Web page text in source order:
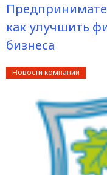
как улучшить
бизнеса
Новости компаний